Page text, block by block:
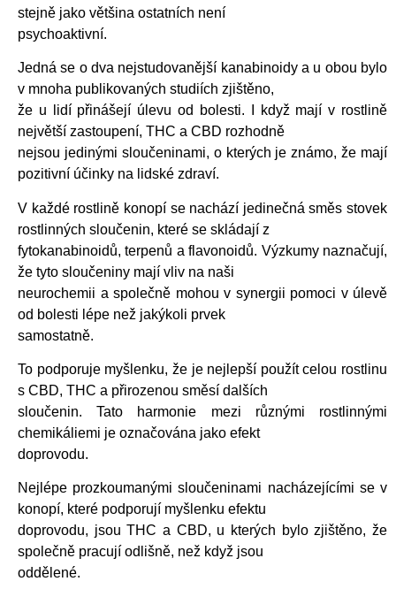
stejně jako většina ostatních není
psychoaktivní.
Jedná se o dva nejstudovanější kanabinoidy a u obou bylo
v mnoha publikovaných studiích zjištěno,
že u lidí přinášejí úlevu od bolesti. I když mají v rostlině
největší zastoupení, THC a CBD rozhodně
nejsou jedinými sloučeninami, o kterých je známo, že mají
pozitivní účinky na lidské zdraví.
V každé rostlině konopí se nachází jedinečná směs stovek
rostlinných sloučenin, které se skládají z
fytokanabinoidů, terpenů a flavonoidů. Výzkumy naznačují,
že tyto sloučeniny mají vliv na naši
neurochemii a společně mohou v synergii pomoci v úlevě
od bolesti lépe než jakýkoli prvek
samostatně.
To podporuje myšlenku, že je nejlepší použít celou rostlinu
s CBD, THC a přirozenou směsí dalších
sloučenin. Tato harmonie mezi různými rostlinnými
chemikáliemi je označována jako efekt
doprovodu.
Nejlépe prozkoumanými sloučeninami nacházejícími se v
konopí, které podporují myšlenku efektu
doprovodu, jsou THC a CBD, u kterých bylo zjištěno, že
společně pracují odlišně, než když jsou
oddělené.